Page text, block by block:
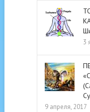
3
9 апреля, 2017